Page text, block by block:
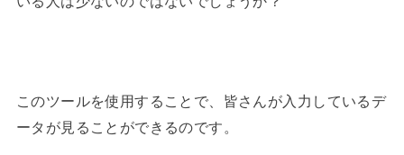
このツールを使用することで、皆さんが入力しているデ
ータが見ることができるのです。